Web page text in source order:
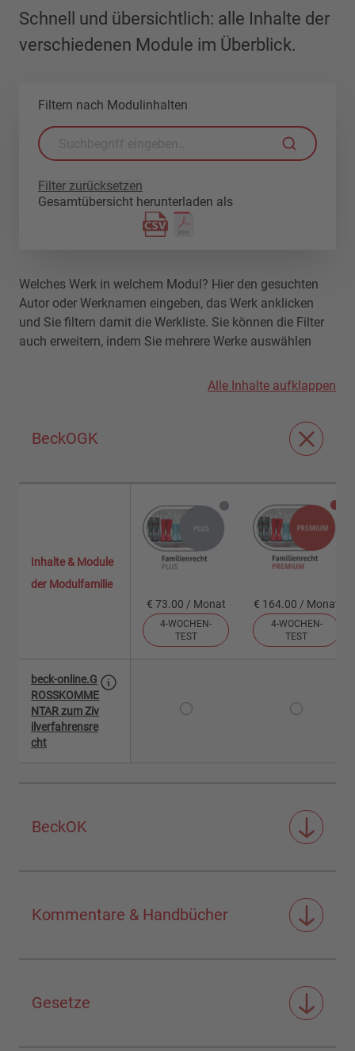
Schnell und übersichtlich: alle Inhalte der
verschiedenen Module im Überblick.
Filtern nach Modulinhalten
Filter zurücksetzen
Gesamtübersicht herunterladen als
Welches Werk in welchem Modul? Hier den gesuchten
Autor oder Werknamen eingeben, das Werk anklicken
und Sie filtern damit die Werkliste. Sie können die Filter
auch erweitern, indem Sie mehrere Werke auswählen
Alle Inhalte aufklappen
BeckOGK
Inhalte & Module
der Modulfamilie
€ 73.00 / Monat
4-WOCHEN-
TEST
€ 164.00 / Monat
4-WOCHEN-
TEST
beck-online.G
ROSSKOMME
NTAR zum Ziv
ilverfahrensre
cht
BeckOK
Kommentare & Handbücher
Gesetze